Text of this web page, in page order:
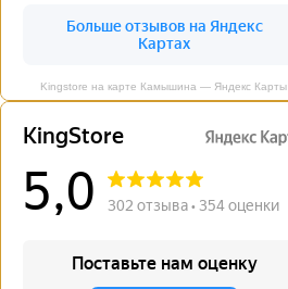
Kingstore на карте Камышина — Яндекс Карты